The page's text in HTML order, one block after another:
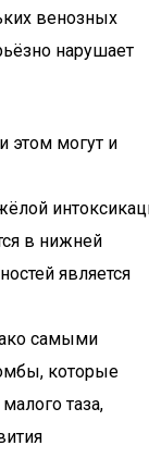
венозных
нарушает
этом могут и
в нижней
является
самыми
которые
таза,